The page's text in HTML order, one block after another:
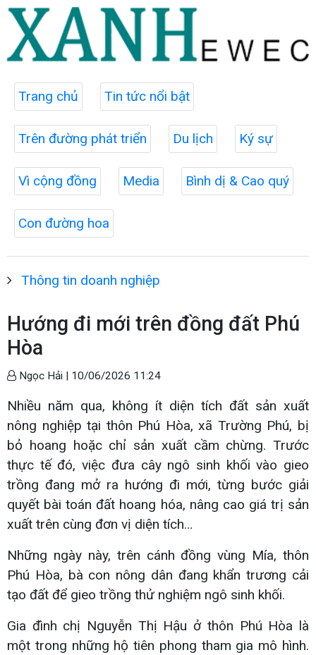
Trang chủ Tin tức nổi bật
Trên đường phát triển Du lịch Ký sự
Vì cộng đồng Media Bình dị & Cao quý
Con đường hoa
Thông tin doanh nghiệp
Hướng đi mới trên đồng đất Phú
Hòa
Ngọc Hải | 10/06/2026 11:24
Nhiều năm qua, không ít diện tích đất sản xuất
nông nghiệp tại thôn Phú Hòa, xã Trường Phú, bị
bỏ hoang hoặc chỉ sản xuất cầm chừng. Trước
thực tế đó, việc đưa cây ngô sinh khối vào gieo
trồng đang mở ra hướng đi mới, từng bước giải
quyết bài toán đất hoang hóa, nâng cao giá trị sản
xuất trên cùng đơn vị diện tích…
Những ngày này, trên cánh đồng vùng Mía, thôn
Phú Hòa, bà con nông dân đang khẩn trương cải
tạo đất để gieo trồng thử nghiệm ngô sinh khối.
Gia đình chị Nguyễn Thị Hậu ở thôn Phú Hòa là
một trong những hộ tiên phong tham gia mô hình.